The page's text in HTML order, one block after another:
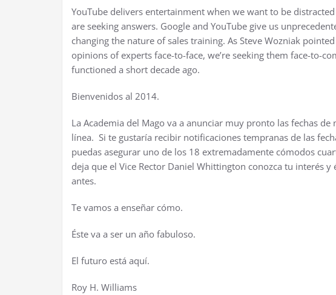
YouTube delivers entertainment when we want to be
are seeking answers. Google and YouTube give us
changing the nature of sales training. As Steve Wozniak
opinions of experts face-to-face, we’re seeking them face-to-
functioned a short decade ago.
Bienvenidos al 2014.
La Academia del Mago va a anunciar muy pronto las fechas de
línea. Si te gustaría recibir notificaciones tempranas de las
puedas asegurar uno de los 18 extremadamente cómodos
deja que el Vice Rector Daniel Whittington conozca tu interés
antes.
Te vamos a enseñar cómo.
Éste va a ser un año fabuloso.
El futuro está aquí.
Roy H. Williams